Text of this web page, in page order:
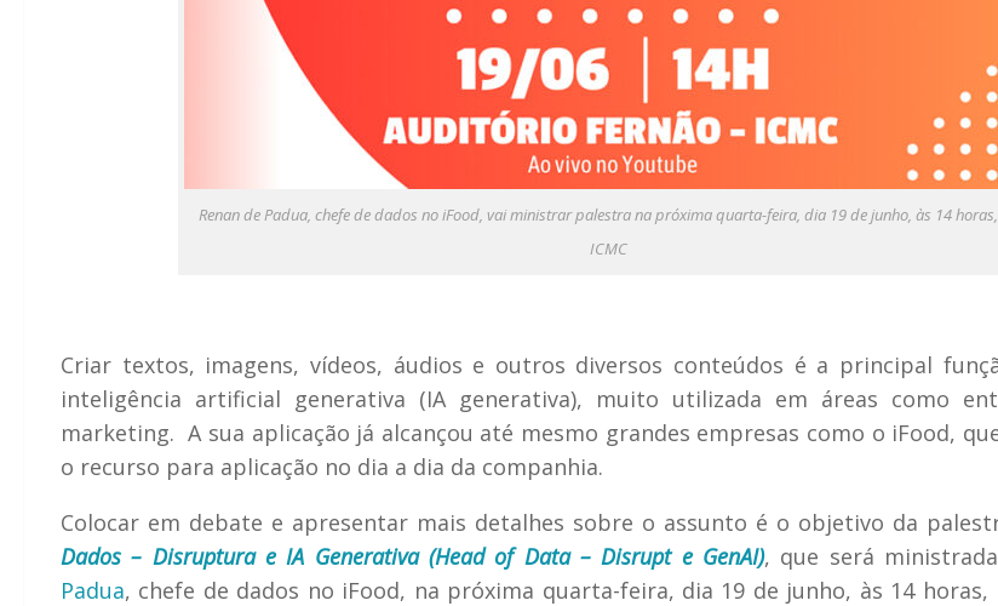
Renan de Padua, chefe de dados no iFood, vai ministrar palestra na próxima quarta-feira, dia 19 de junho, às 14
ICMC
Criar textos, imagens, vídeos, áudios e outros diversos conteúdos é a principal
inteligência artificial generativa (IA generativa), muito utilizada em áreas como
marketing. A sua aplicação já alcançou até mesmo grandes empresas como o iFood,
o recurso para aplicação no dia a dia da companhia.
Colocar em debate e apresentar mais detalhes sobre o assunto é o objetivo da
Dados – Disruptura e IA Generativa (Head of Data – Disrupt e GenAI), que será
Padua, chefe de dados no iFood, na próxima quarta-feira, dia 19 de junho, às 14